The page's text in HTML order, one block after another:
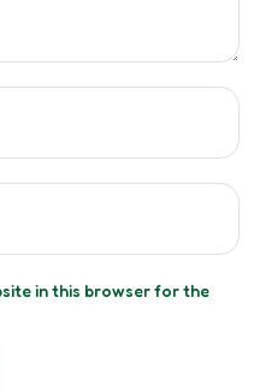
in this browser for the